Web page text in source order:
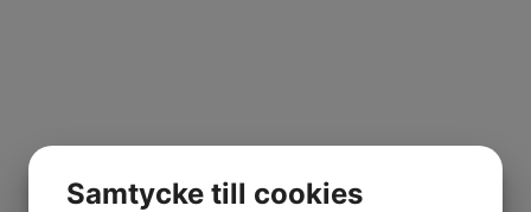
Samtycke till cookies